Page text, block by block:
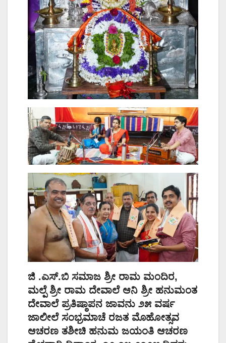
ಜಿ .ಎಸ್.ಬಿ ಸಮಾಜ ಶ್ರೀ ರಾಮ ಮಂದಿರ,
ಮಲ್ಪೆ ಶ್ರೀ ರಾಮ ದೇವಾಲೆ ಆನಿ ಶ್ರೀ ಹನುಮಂತ
ದೇವಾಲೆ ಪ್ರತಿಷ್ಠಾಪನ ಜಾವನು ೨೫ ವರ್ಷ
ಜಾಲೀಲೆ ಸಂಭ್ರಮಾಚೆ ರಜತ ಮೊಹೋತ್ಸವ
ಆಚರಣ ತಶೀಚಿ ಹನುಮ ಜಯಂತಿ ಆಚರಣ